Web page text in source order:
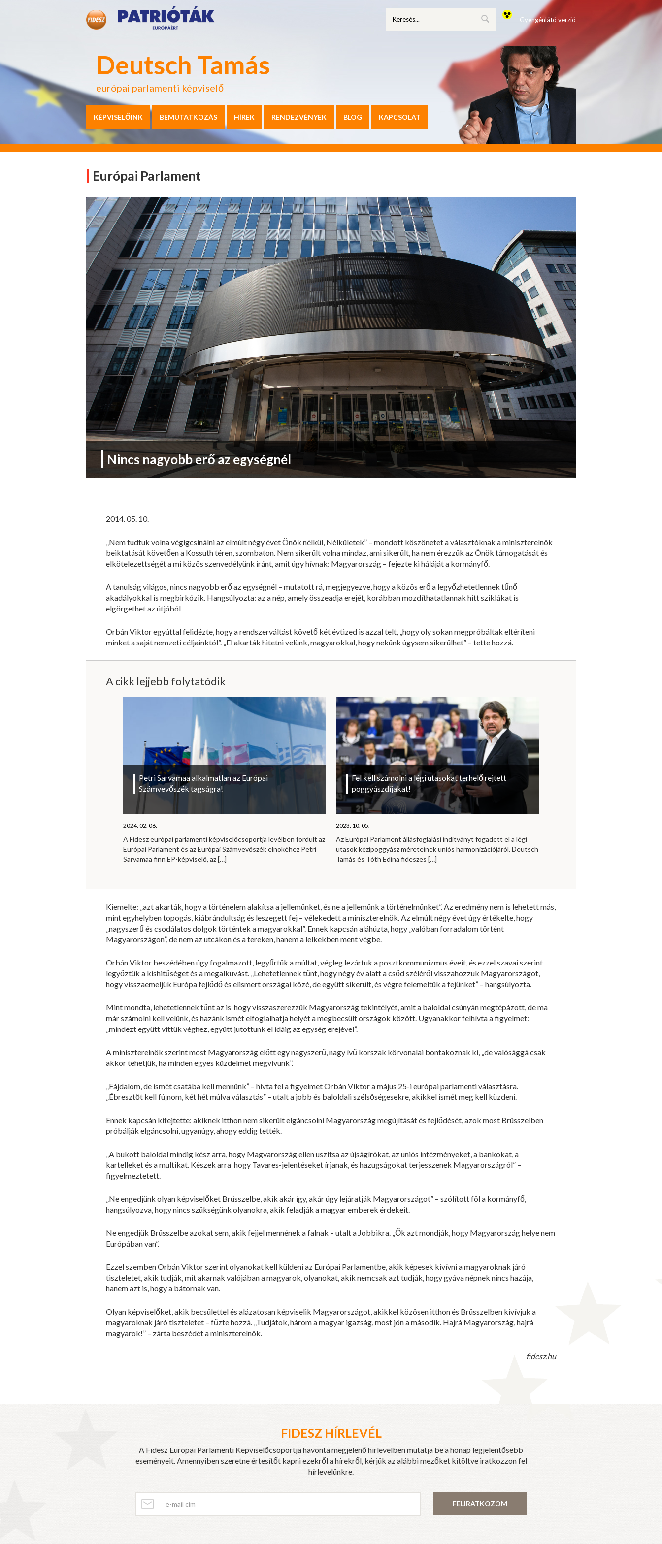
Deutsch Tamás
európai parlamenti képviselő
Gyengénlátó verzió
KÉPVISELŐINK BEMUTATKOZÁS HÍREK RENDEZVÉNYEK BLOG KAPCSOLAT
Európai Parlament
Nincs nagyobb erő az egységnél
2014. 05. 10.
„Nem tudtuk volna végigcsinálni az elmúlt négy évet Önök nélkül, Nélkületek” – mondott köszönetet a választóknak a miniszterelnök
beiktatását követően a Kossuth téren, szombaton. Nem sikerült volna mindaz, ami sikerült, ha nem érezzük az Önök támogatását és
elkötelezettségét a mi közös szenvedélyünk iránt, amit úgy hívnak: Magyarország – fejezte ki háláját a kormányfő.
A tanulság világos, nincs nagyobb erő az egységnél – mutatott rá, megjegyezve, hogy a közös erő a legyőzhetetlennek tűnő
akadályokkal is megbirkózik. Hangsúlyozta: az a nép, amely összeadja erejét, korábban mozdíthatatlannak hitt sziklákat is
elgörgethet az útjából.
Orbán Viktor egyúttal felidézte, hogy a rendszerváltást követő két évtized is azzal telt, „hogy oly sokan megpróbáltak eltéríteni
minket a saját nemzeti céljainktól”. „El akarták hitetni velünk, magyarokkal, hogy nekünk úgysem sikerülhet” – tette hozzá.
A cikk lejjebb folytatódik
Petri Sarvamaa alkalmatlan az Európai
Számvevőszék tagságra!
2024. 02. 06.
A Fidesz európai parlamenti képviselőcsoportja levélben fordult az
Európai Parlament és az Európai Számvevőszék elnökéhez Petri
Sarvamaa finn EP-képviselő, az[…]
Fel kell számolni a légi utasokat terhelő rejtett
poggyászdíjakat!
2023. 10. 05.
Az Európai Parlament állásfoglalási indítványt fogadott el a légi
utasok kézipoggyász méreteinek uniós harmonizációjáról. Deutsch
Tamás és Tóth Edina fideszes […]
Kiemelte: „azt akarták, hogy a történelem alakítsa a jellemünket, és ne a jellemünk a történelmünket”. Az eredmény nem is lehetett más,
mint egyhelyben topogás, kiábrándultság és leszegett fej – vélekedett a miniszterelnök. Az elmúlt négy évet úgy értékelte, hogy
„nagyszerű és csodálatos dolgok történtek a magyarokkal”. Ennek kapcsán aláhúzta, hogy „valóban forradalom történt
Magyarországon”, de nem az utcákon és a tereken, hanem a lelkekben ment végbe.
Orbán Viktor beszédében úgy fogalmazott, legyűrtük a múltat, végleg lezártuk a posztkommunizmus éveit, és ezzel szavai szerint
legyőztük a kishitűséget és a megalkuvást. „Lehetetlennek tűnt, hogy négy év alatt a csőd széléről visszahozzuk Magyarországot,
hogy visszaemeljük Európa fejlődő és elismert országai közé, de együtt sikerült, és végre felemeltük a fejünket” – hangsúlyozta.
Mint mondta, lehetetlennek tűnt az is, hogy visszaszerezzük Magyarország tekintélyét, amit a baloldal csúnyán megtépázott, de ma
már számolni kell velünk, és hazánk ismét elfoglalhatja helyét a megbecsült országok között. Ugyanakkor felhívta a figyelmet:
„mindezt együtt vittük véghez, együtt jutottunk el idáig az egység erejével”.
A miniszterelnök szerint most Magyarország előtt egy nagyszerű, nagy ívű korszak körvonalai bontakoznak ki, „de valósággá csak
akkor tehetjük, ha minden egyes küzdelmet megvívunk”.
„Fájdalom, de ismét csatába kell mennünk” – hívta fel a figyelmet Orbán Viktor a május 25-i európai parlamenti választásra.
„Ébresztőt kell fújnom, két hét múlva választás” – utalt a jobb és baloldali szélsőségesekre, akikkel ismét meg kell küzdeni.
Ennek kapcsán kifejtette: akiknek itthon nem sikerült elgáncsolni Magyarország megújítását és fejlődését, azok most Brüsszelben
próbálják elgáncsolni, ugyanúgy, ahogy eddig tették.
„A bukott baloldal mindig kész arra, hogy Magyarország ellen uszítsa az újságírókat, az uniós intézményeket, a bankokat, a
kartelleket és a multikat. Készek arra, hogy Tavares-jelentéseket írjanak, és hazugságokat terjesszenek Magyarországról” –
figyelmeztetett.
„Ne engedjünk olyan képviselőket Brüsszelbe, akik akár így, akár úgy lejáratják Magyarországot” – szólított föl a kormányfő,
hangsúlyozva, hogy nincs szükségünk olyanokra, akik feladják a magyar emberek érdekeit.
Ne engedjük Brüsszelbe azokat sem, akik fejjel mennének a falnak – utalt a Jobbikra. „Ők azt mondják, hogy Magyarország helye nem
Európában van”.
Ezzel szemben Orbán Viktor szerint olyanokat kell küldeni az Európai Parlamentbe, akik képesek kivívni a magyaroknak járó
tiszteletet, akik tudják, mit akarnak valójában a magyarok, olyanokat, akik nemcsak azt tudják, hogy gyáva népnek nincs hazája,
hanem azt is, hogy a bátornak van.
Olyan képviselőket, akik becsülettel és alázatosan képviselik Magyarországot, akikkel közösen itthon és Brüsszelben kivívjuk a
magyaroknak járó tiszteletet – fűzte hozzá. „Tudjátok, három a magyar igazság, most jön a második. Hajrá Magyarország, hajrá
magyarok!” – zárta beszédét a miniszterelnök.
fidesz.hu
FIDESZ HÍRLEVÉL
A Fidesz Európai Parlamenti Képviselőcsoportja havonta megjelenő hírlevélben mutatja be a hónap legjelentősebb
eseményeit. Amennyiben szeretne értesítőt kapni ezekről a hírekről, kérjük az alábbi mezőket kitöltve iratkozzon fel
hírlevelünkre.
FELIRATKOZOM